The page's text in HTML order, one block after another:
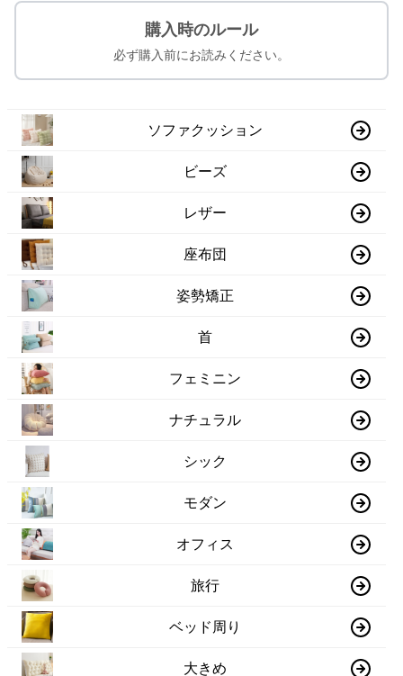
購入時のルール
必ず購入前にお読みください。
ソファクッション
ビーズ
レザー
座布団
姿勢矯正
首
フェミニン
ナチュラル
シック
モダン
オフィス
旅行
ベッド周り
大きめ